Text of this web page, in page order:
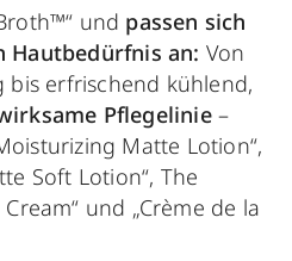
und passen sich
Hautbedürfnis an: Von
bis erfrischend kühlend,
Pflegelinie–
Matte Lotion“,
Soft Lotion“, The
und „Crème de la